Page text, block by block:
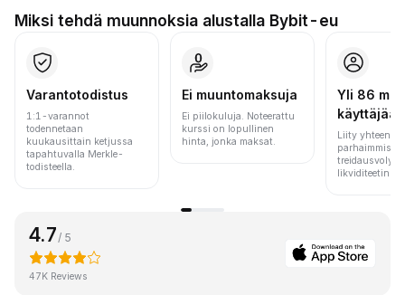
Miksi tehdä muunnoksia alustalla Bybit-eu
Varantotodistus
1:1-varannot
todennetaan
kuukausittain ketjussa
tapahtuvalla Merkle-
todisteella.
Ei muuntomaksuja
Ei piilokuluja. Noteerattu
kurssi on lopullinen
hinta, jonka maksat.
Yli 86 milj.
käyttäjää
Liity yhteen
parhaimmista
likviditeetin
4.7 / 5
47K Reviews